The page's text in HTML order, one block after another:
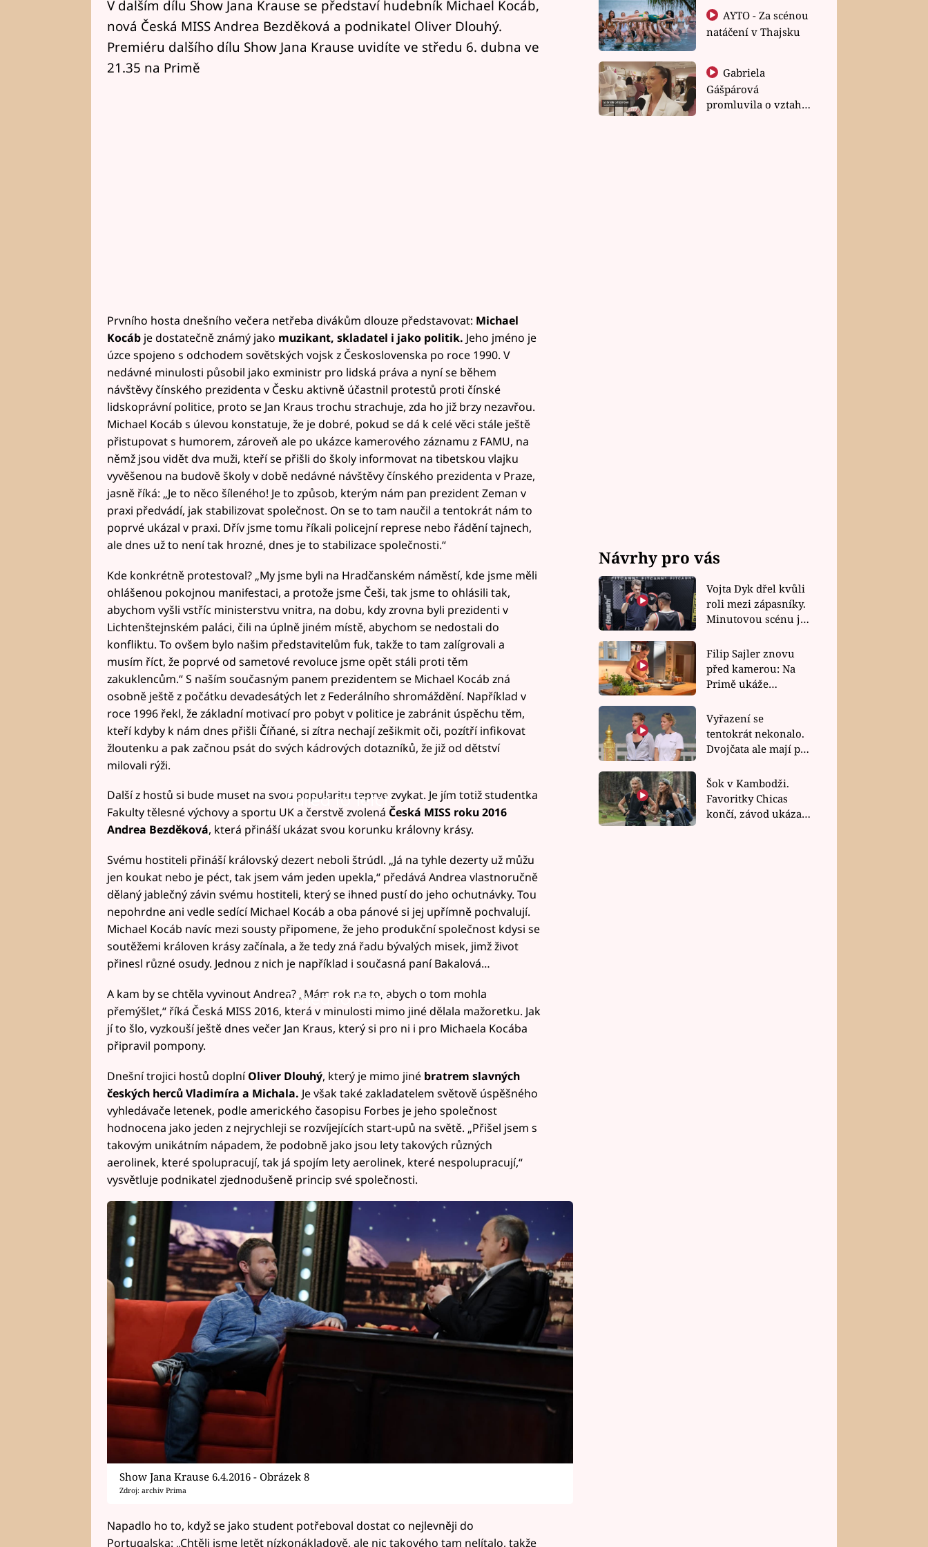
V dalším dílu Show Jana Krause se představí hudebník Michael Kocáb,
nová Česká MISS Andrea Bezděková a podnikatel Oliver Dlouhý.
Premiéru dalšího dílu Show Jana Krause uvidíte ve středu 6. dubna ve
21.35 na Primě
Prvního hosta dnešního večera netřeba divákům dlouze představovat: Michael
Kocábje dostatečně známý jako muzikant, skladatel i jako politik. Jeho jméno je
úzce spojeno s odchodem sovětských vojsk z Československa po roce 1990. V
nedávné minulosti působil jako exministr pro lidská práva a nyní se během
návštěvy čínského prezidenta v Česku aktivně účastnil protestů proti čínské
lidskoprávní politice, proto se Jan Kraus trochu strachuje, zda ho již brzy nezavřou.
Michael Kocáb s úlevou konstatuje, že je dobré, pokud se dá k celé věci stále ještě
přistupovat s humorem, zároveň ale po ukázce kamerového záznamu z FAMU, na
němž jsou vidět dva muži, kteří se přišli do školy informovat na tibetskou vlajku
vyvěšenou na budově školy v době nedávné návštěvy čínského prezidenta v Praze,
jasně říká: „Je to něco šíleného! Je to způsob, kterým nám pan prezident Zeman v
praxi předvádí, jak stabilizovat společnost. On se to tam naučil a tentokrát nám to
poprvé ukázal v praxi. Dřív jsme tomu říkali policejní represe nebo řádění tajnech,
ale dnes už to není tak hrozné, dnes je to stabilizace společnosti.“
Kde konkrétně protestoval? „My jsme byli na Hradčanském náměstí, kde jsme měli
ohlášenou pokojnou manifestaci, a protože jsme Češi, tak jsme to ohlásili tak,
abychom vyšli vstříc ministerstvu vnitra, na dobu, kdy zrovna byli prezidenti v
Lichtenštejnském paláci, čili na úplně jiném místě, abychom se nedostali do
konfliktu. To ovšem bylo našim představitelům fuk, takže to tam zalígrovali a
musím říct, že poprvé od sametové revoluce jsme opět stáli proti těm
zakuklencům.“ S naším současným panem prezidentem se Michael Kocáb zná
osobně ještě z počátku devadesátých let z Federálního shromáždění. Například v
roce 1996 řekl, že základní motivací pro pobyt v politice je zabránit úspěchu těm,
kteří kdyby k nám dnes přišli Číňané, si zítra nechají zešikmit oči, pozítří infikovat
žloutenku a pak začnou psát do svých kádrových dotazníků, že již od dětství
milovali rýži.
Failed to fetch
Další z hostů si bude muset na svou popularitu teprve zvykat. Je jím totiž studentka
Fakulty tělesné výchovy a sportu UK a čerstvě zvolená Česká MISS roku 2016
Andrea Bezděková, která přináší ukázat svou korunku královny krásy.
Svému hostiteli přináší královský dezert neboli štrúdl. „Já na tyhle dezerty už můžu
jen koukat nebo je péct, tak jsem vám jeden upekla,“ předává Andrea vlastnoručně
dělaný jablečný závin svému hostiteli, který se ihned pustí do jeho ochutnávky. Tou
nepohrdne ani vedle sedící Michael Kocáb a oba pánové si jej upřímně pochvalují.
Michael Kocáb navíc mezi sousty připomene, že jeho produkční společnost kdysi se
soutěžemi královen krásy začínala, a že tedy zná řadu bývalých misek, jimž život
přinesl různé osudy. Jednou z nich je například i současná paní Bakalová…
Failed to fetch
A kam by se chtěla vyvinout Andrea? „Mám rok na to, abych o tom mohla
přemýšlet,“ říká Česká MISS 2016, která v minulosti mimo jiné dělala mažoretku. Jak
jí to šlo, vyzkouší ještě dnes večer Jan Kraus, který si pro ni i pro Michaela Kocába
připravil pompony.
Dnešní trojici hostů doplníOliver Dlouhý, který je mimo jiné bratrem slavných
českých herců Vladimíra a Michala. Je však také zakladatelem světově úspěšného
vyhledávače letenek, podle amerického časopisu Forbes je jeho společnost
hodnocena jako jeden z nejrychleji se rozvíjejících start-upů na světě. „Přišel jsem s
takovým unikátním nápadem, že podobně jako jsou lety takových různých
aerolinek, které spolupracují, tak já spojím lety aerolinek, které nespolupracují,“
vysvětluje podnikatel zjednodušeně princip své společnosti.
Show Jana Krause 6.4.2016 - Obrázek 8
Zdroj: archiv Prima
Napadlo ho to, když se jako student potřeboval dostat co nejlevněji do
Portugalska: „Chtěli jsme letět nízkonákladově, ale nic takového tam nelítalo, takže
natáčení v Thajsku
Gabriela
Gášpárová
promluvila o vztahu
Návrhy pro vás
Vojta Dyk dřel kvůli
roli mezi zápasníky.
Minutovou scénu jel
Filip Sajler znovu
před kamerou: Na
Primě ukáže
rychlé recepty
Vyřazení se
tentokrát nekonalo.
Dvojčata ale mají po
závodu nůž na krku
Šok v Kambodži.
Favoritky Chicas
končí, závod ukázal